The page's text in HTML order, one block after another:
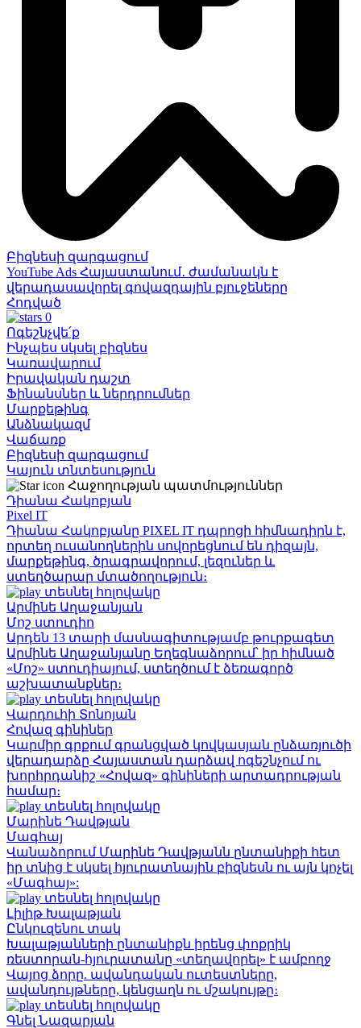
Բիզնեսի զարգացում
YouTube Ads Հայաստանում․ ժամանակն է
վերադասավորել գովազդային բյուջեները
Հոդված
0
Ոգեշնչվե՛ք
Ինչպես սկսել բիզնես
Կառավարում
Իրավական դաշտ
Ֆինանսներ և ներդրումներ
Մարքեթինգ
Անձնակազմ
Վաճառք
Բիզնեսի զարգացում
Կայուն տնտեսություն
Հաջողության պատմություններ
Դիանա Հակոբյան
Pixel IT
Դիանա Հակոբյանը PIXEL IT դպրոցի հիմնադիրն է,
որտեղ ուսանողներին սովորեցնում են դիզայն,
մարքեթինգ, ծրագրավորում, լեզուներ և
ստեղծարար մտածողություն։
տեսնել հոլովակը
Արմինե Աղաջանյան
Մոշ ստուդիո
Արդեն 13 տարի մասնագիտությամբ թուրքագետ
Արմինե Աղաջանյանը Եղեգնաձորում՝ իր հիմնած
«Մոշ» ստուդիայում, ստեղծում է ձեռագործ
աշխատանքներ։
տեսնել հոլովակը
Վարդուհի Տոնոյան
Հովազ գինիներ
Կարմիր գրքում գրանցված կովկասյան ընձառյուծի
վերադարձը Հայաստան դարձավ ոգեշնչում ու
խորհրդանիշ «Հովազ» գինիների արտադրության
համար։
տեսնել հոլովակը
Մարինե Դավթյան
Մագհայ
Վանաձորում Մարինե Դավթյանն ընտանիքի հետ
իր տնից է սկսել հյուրատնային բիզնեսն ու այն կոչել
«Մագհայ»:
տեսնել հոլովակը
Լիլիթ Խալաթյան
Ընկուզենու տակ
Խալաթյանների ընտանիքն իրենց փոքրիկ
ռեստորան-հյուրատանը «տեղավորել» է ամբողջ
Վայոց ձորը. ավանդական ուտեստները,
ավանդույթները, կենցաղն ու մշակույթը։
տեսնել հոլովակը
Գնել Նազարյան